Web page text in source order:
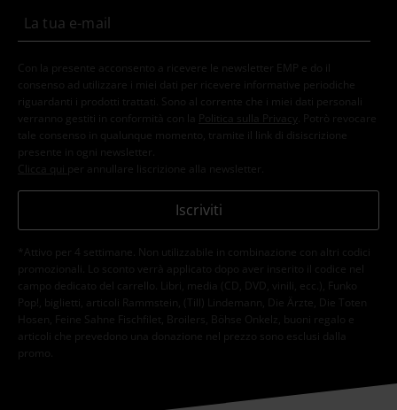
Con la presente acconsento a ricevere le newsletter EMP e do il
consenso ad utilizzare i miei dati per ricevere informative periodiche
riguardanti i prodotti trattati. Sono al corrente che i miei dati personali
verranno gestiti in conformità con la
Politica sulla Privacy
. Potrò revocare
tale consenso in qualunque momento, tramite il link di disiscrizione
presente in ogni newsletter.
Clicca qui per annullare liscrizione alla newsletter.
Iscriviti
*Attivo per 4 settimane. Non utilizzabile in combinazione con altri codici
promozionali. Lo sconto verrà applicato dopo aver inserito il codice nel
campo dedicato del carrello. Libri, media (CD, DVD, vinili, ecc.), Funko
Pop!, biglietti, articoli Rammstein, (Till) Lindemann, Die Ärzte, Die Toten
Hosen, Feine Sahne Fischfilet, Broilers, Böhse Onkelz, buoni regalo e
articoli che prevedono una donazione nel prezzo sono esclusi dalla
promo.